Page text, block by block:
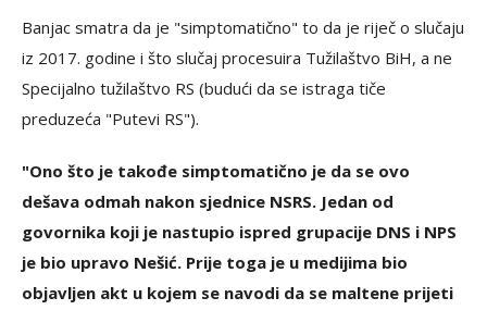
Banjac smatra da je "simptomatično" to da je riječ o slučaju
iz 2017. godine i što slučaj procesuira Tužilaštvo BiH, a ne
Specijalno tužilaštvo RS (budući da se istraga tiče
preduzeća "Putevi RS").
"Ono što je takođe simptomatično je da se ovo
dešava odmah nakon sjednice NSRS. Jedan od
govornika koji je nastupio ispred grupacije DNS i NPS
je bio upravo Nešić. Prije toga je u medijima bio
objavljen akt u kojem se navodi da se maltene prijeti